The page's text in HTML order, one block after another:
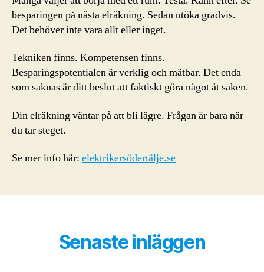
besparingen på nästa elräkning. Sedan utöka gradvis.
Det behöver inte vara allt eller inget.
Tekniken finns. Kompetensen finns.
Besparingspotentialen är verklig och mätbar. Det enda
som saknas är ditt beslut att faktiskt göra något åt saken.
Din elräkning väntar på att bli lägre. Frågan är bara när
du tar steget.
Se mer info här: elektrikersödertälje.se
Senaste inläggen